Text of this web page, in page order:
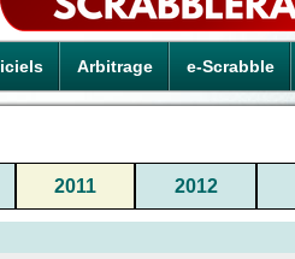
Arbitrage e-Scrabble
2011 2012